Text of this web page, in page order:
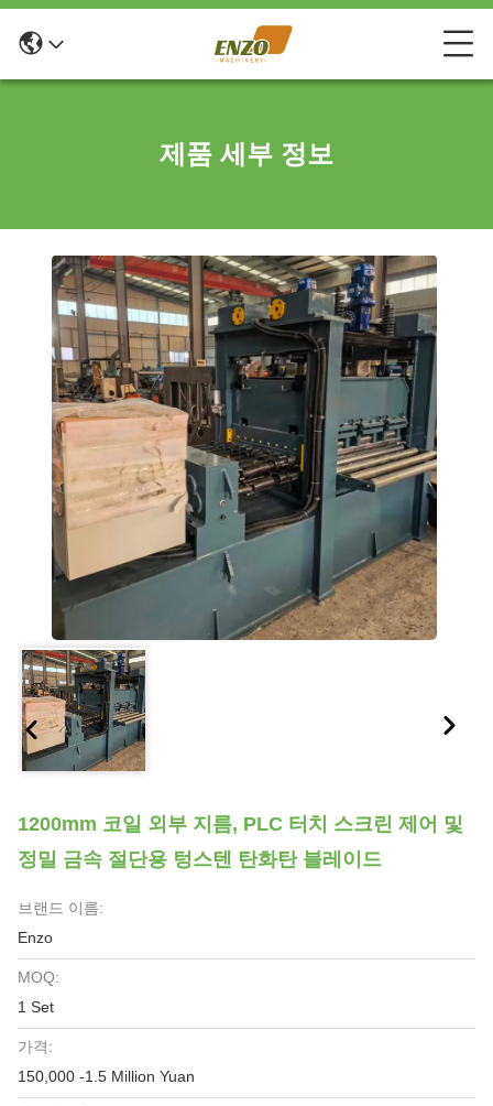
제품 세부 정보
1200mm 코일 외부 지름, PLC 터치 스크린 제어 및
정밀 금속 절단용 텅스텐 탄화탄 블레이드
브랜드 이름:
Enzo
MOQ:
1 Set
가격:
150,000 -1.5 Million Yuan